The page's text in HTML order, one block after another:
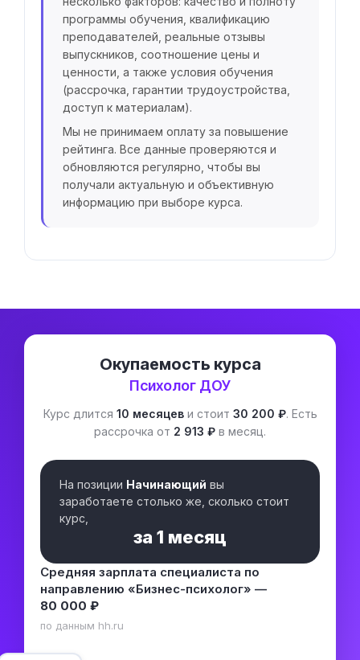
программы обучения, квалификацию
преподавателей, реальные отзывы
выпускников, соотношение цены и
ценности, а также условия обучения
(рассрочка, гарантии трудоустройства,
доступ к материалам).
Мы не принимаем оплату за повышение
рейтинга. Все данные проверяются и
обновляются регулярно, чтобы вы
получали актуальную и объективную
информацию при выборе курса.
Окупаемость курса
Психолог ДОУ
Курс длится 10 месяцеви стоит 30 200 ₽. Есть
рассрочка от 2 913 ₽ в месяц.
На позиции Начинающий вы
заработаете столько же, сколько стоит
курс,
за 1 месяц
Средняя зарплата специалиста по
направлению «Бизнес-психолог» —
80 000 ₽
по данным hh.ru